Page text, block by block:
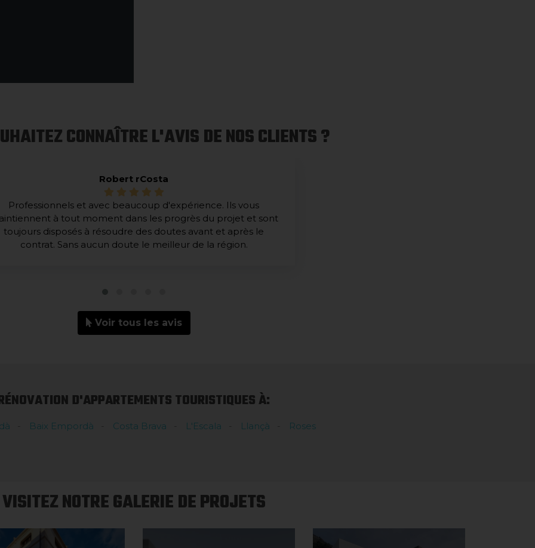
CONNAÎTRE L'AVIS DE NOS CLIENTS ?
Robert rCosta
Professionnels et avec beaucoup d'expérience. Ils vous
à tout moment dans les progrès du projet et sont
toujours disposés à résoudre des doutes avant et après le
contrat. Sans aucun doute le meilleur de la région.
Voir tous les avis
D'APPARTEMENTS TOURISTIQUES À:
Baix Empordà Costa Brava L'Escala Llançà Roses
VISITEZ NOTRE GALERIE DE PROJETS